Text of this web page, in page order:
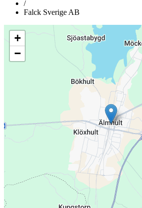
/
Falck Sverige AB
+
−